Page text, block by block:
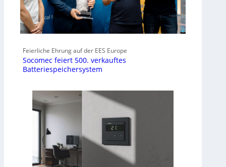
Feierliche Ehrung auf der EES Europe
Socomec feiert 500. verkauftes
Batteriespeichersystem